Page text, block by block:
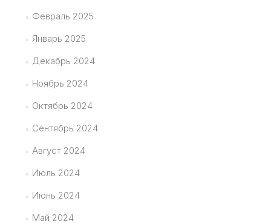
Февраль 2025
Январь 2025
Декабрь 2024
Ноябрь 2024
Октябрь 2024
Сентябрь 2024
Август 2024
Июль 2024
Июнь 2024
Май 2024